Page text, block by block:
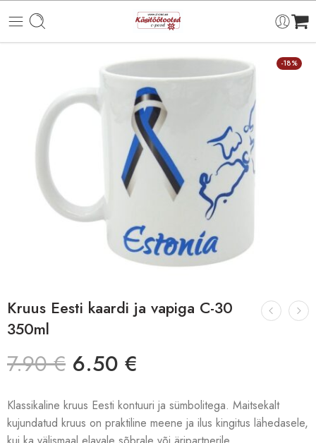
-18%
Kruus Eesti kaardi ja vapiga C-30
350ml
7.90€ 6.50 €
Klassikaline kruus Eesti kontuuri ja sümbolitega. Maitsekalt
kujundatud kruus on praktiline meene ja ilus kingitus lähedasele,